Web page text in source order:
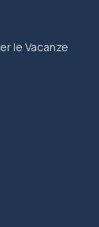
le Vacanze